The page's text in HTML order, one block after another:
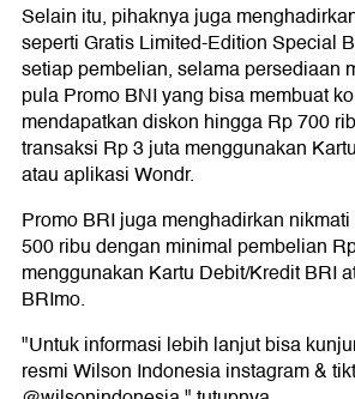
Selain itu, pihaknya juga
seperti Gratis Limited-Edition Special
setiap pembelian, selama persediaan
pula Promo BNI yang bisa membuat
mendapatkan diskon hingga Rp 700
transaksi Rp 3 juta menggunakan
atau aplikasi Wondr.
Promo BRI juga menghadirkan
500 ribu dengan minimal pembelian
menggunakan Kartu Debit/Kredit BRI
BRImo.
"Untuk informasi lebih lanjut bisa
resmi Wilson Indonesia instagram &